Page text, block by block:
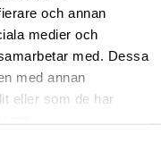
och annan
medier och
med. Dessa
med annan
eller som de har